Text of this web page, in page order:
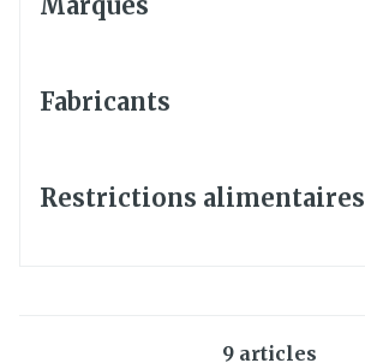
Fabricants
Restrictions alimentaires
9articles